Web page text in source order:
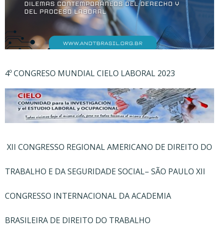
4º CONGRESO MUNDIAL CIELO LABORAL 2023
XII CONGRESSO REGIONAL AMERICANO DE DIREITO DO
TRABALHO E DA SEGURIDADE SOCIAL– SÃO PAULO XII
CONGRESSO INTERNACIONAL DA ACADEMIA
BRASILEIRA DE DIREITO DO TRABALHO